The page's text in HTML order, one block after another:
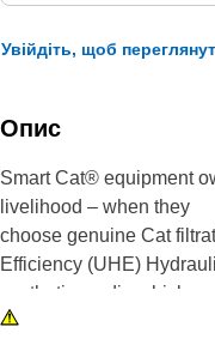
Увійдіть, щоб
Опис
Smart Cat® equipment
livelihood – when they
choose genuine Cat
Efficiency (UHE)
synthetic media which
particles for optimum